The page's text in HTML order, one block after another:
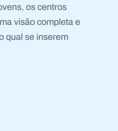
os centros
visão completa e
qual se inserem